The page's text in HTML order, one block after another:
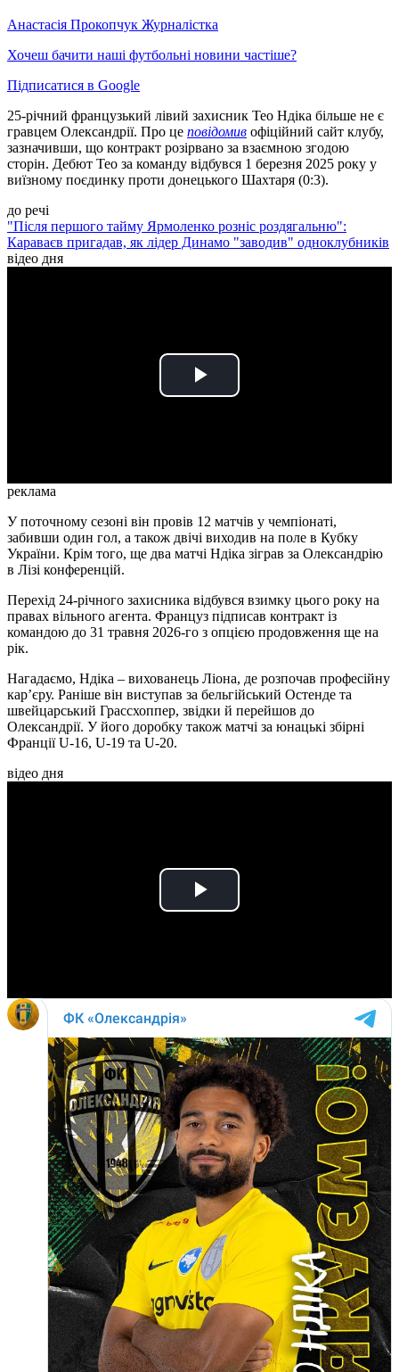
Анастасія Прокопчук Журналістка
Хочеш бачити наші футбольні новини частіше?
Підписатися в Google
25-річний французький лівий захисник Тео Ндіка більше не є
гравцем Олександрії. Про це повідомив офіційний сайт клубу,
зазначивши, що контракт розірвано за взаємною згодою
сторін. Дебют Тео за команду відбувся 1 березня 2025 року у
виїзному поєдинку проти донецького Шахтаря (0:3).
до речі
"Після першого тайму Ярмоленко розніс роздягальню":
Караваєв пригадав, як лідер Динамо "заводив" одноклубників
відео дня
Play
реклама
У поточному сезоні він провів 12 матчів у чемпіонаті,
забивши один гол, а також двічі виходив на поле в Кубку
України. Крім того, ще два матчі Ндіка зіграв за Олександрію
в Лізі конференцій.
Перехід 24-річного захисника відбувся взимку цього року на
правах вільного агента. Француз підписав контракт із
командою до 31 травня 2026-го з опцією продовження ще на
рік.
Нагадаємо, Ндіка – вихованець Ліона, де розпочав професійну
кар’єру. Раніше він виступав за бельгійський Остенде та
швейцарський Грассхоппер, звідки й перейшов до
Олександрії. У його доробку також матчі за юнацькі збірні
Франції U-16, U-19 та U-20.
відео дня
Play